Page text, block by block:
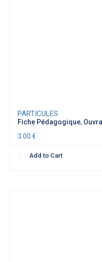
PARTICULES
Fiche Pédagogique,
3.00€
Add to Cart